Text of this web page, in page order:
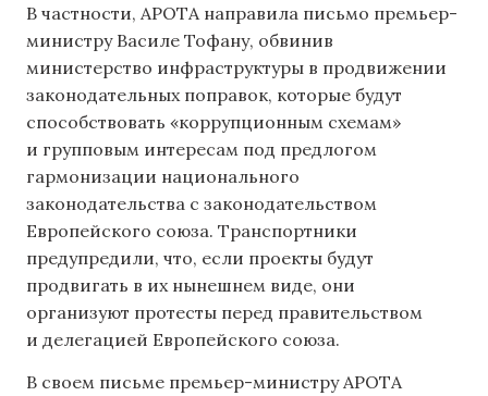
В частности, APOTA направила письмо премьер-
министру Василе Тофану, обвинив
министерство инфраструктуры в продвижении
законодательных поправок, которые будут
способствовать «коррупционным схемам»
и групповым интересам под предлогом
гармонизации национального
законодательства с законодательством
Европейского союза. Транспортники
предупредили, что, если проекты будут
продвигать в их нынешнем виде, они
организуют протесты перед правительством
и делегацией Европейского союза.
В своем письме премьер-министру APOTA